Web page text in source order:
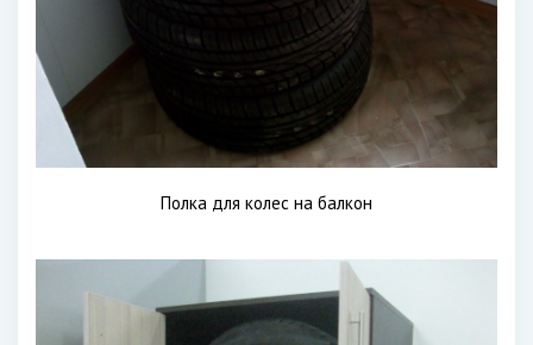
Полка для колес на балкон